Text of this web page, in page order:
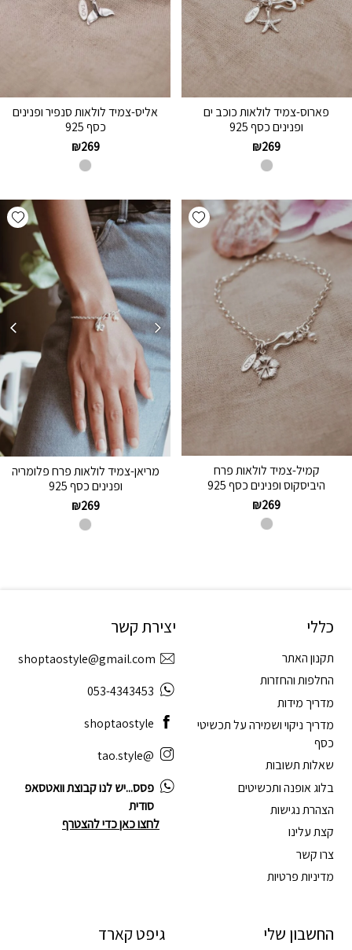
פארוס-צמיד לולאות כוכב ים
ופנינים כסף 925
₪269
אליס-צמיד לולאות סנפיר ופנינים
כסף 925
₪269
Add wishlist
קמיל-צמיד לולאות פרח
היביסקוס ופנינים כסף 925
₪269
מריאן-צמיד לולאות פרח פלומריה
ופנינים כסף 925
₪269
כללי
תקנון האתר
החלפות והחזרות
מדריך מידות
מדריך ניקוי ושמירה על תכשיטי
כסף
שאלות תשובות
בלוג אופנה ותכשיטים
הצהרת נגישות
קצת עלינו
צרו קשר
מדיניות פרטיות
החשבון שלי
יצירת קשר
shoptaostyle@gmail.com
053-4343453
shoptaostyle
@tao.style
פסס...יש לנו קבוצת וואטסאפ
סודית
לחצו כאן כדי להצטרף
גיפט קארד